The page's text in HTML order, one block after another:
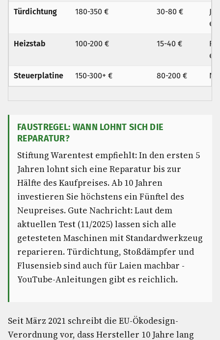
Türdichtung 180-350 € 30-80 €
Heizstab 100-200 € 15-40 €
Steuerplatine 150-300+ € 80-200 €
FAUSTREGEL: WANN LOHNT SICH DIE
REPARATUR?
Stiftung Warentest empfiehlt: In den ersten 5
Jahren lohnt sich eine Reparatur bis zur
Hälfte des Kaufpreises. Ab 10 Jahren
investieren Sie höchstens ein Fünftel des
Neupreises. Gute Nachricht: Laut dem
aktuellen Test (11/2025) lassen sich alle
getesteten Maschinen mit Standardwerkzeug
reparieren. Türdichtung, Stoßdämpfer und
Flusensieb sind auch für Laien machbar -
YouTube-Anleitungen gibt es reichlich.
Seit März 2021 schreibt die EU-Ökodesign-
Verordnung vor, dass Hersteller 10 Jahre lang